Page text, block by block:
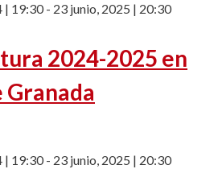
| 19:30- 23 junio, 2025 | 20:30
2024-2025 en
Granada
| 19:30- 23 junio, 2025 | 20:30